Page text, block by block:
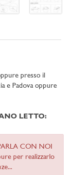
presso il
e Padova oppure
LETTO:
CON NOI
per realizzarlo